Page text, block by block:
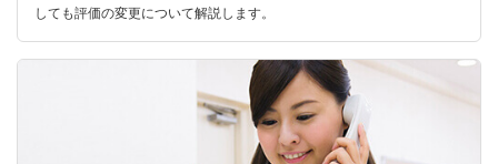
しても評価の変更について解説します。